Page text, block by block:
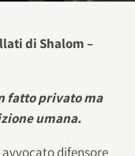
di Shalom –
fatto privato ma
umana.
difensore